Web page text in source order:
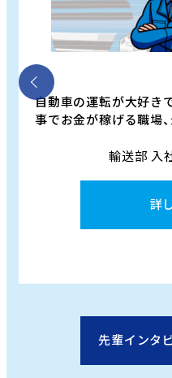
自動車の運転が大好き
事でお金が稼げる職場、
輸送部 入
詳
先輩インタ